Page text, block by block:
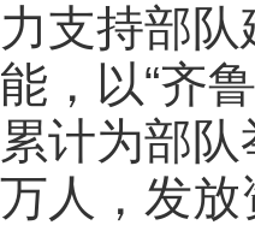
力支持部
能，以“齐
累计为部
万人，发